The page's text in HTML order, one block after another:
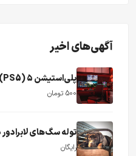
آگهی‌های اخیر
پلی‌استیشن ۵ (PS5) – جعبه...
500 تومان
توله سگ‌های
رایگان